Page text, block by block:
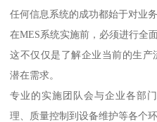
任何信息系统的成功都始于对业
在MES系统实施前，必须进行全
这不仅仅是了解企业当前的生
潜在需求。
专业的实施团队会与企业各部
理、质量控制到设备维护等各个